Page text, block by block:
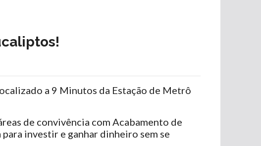
a 9 Minutos da Estação de Metrô
de convivência com Acabamento de
investir e ganhar dinheiro sem se